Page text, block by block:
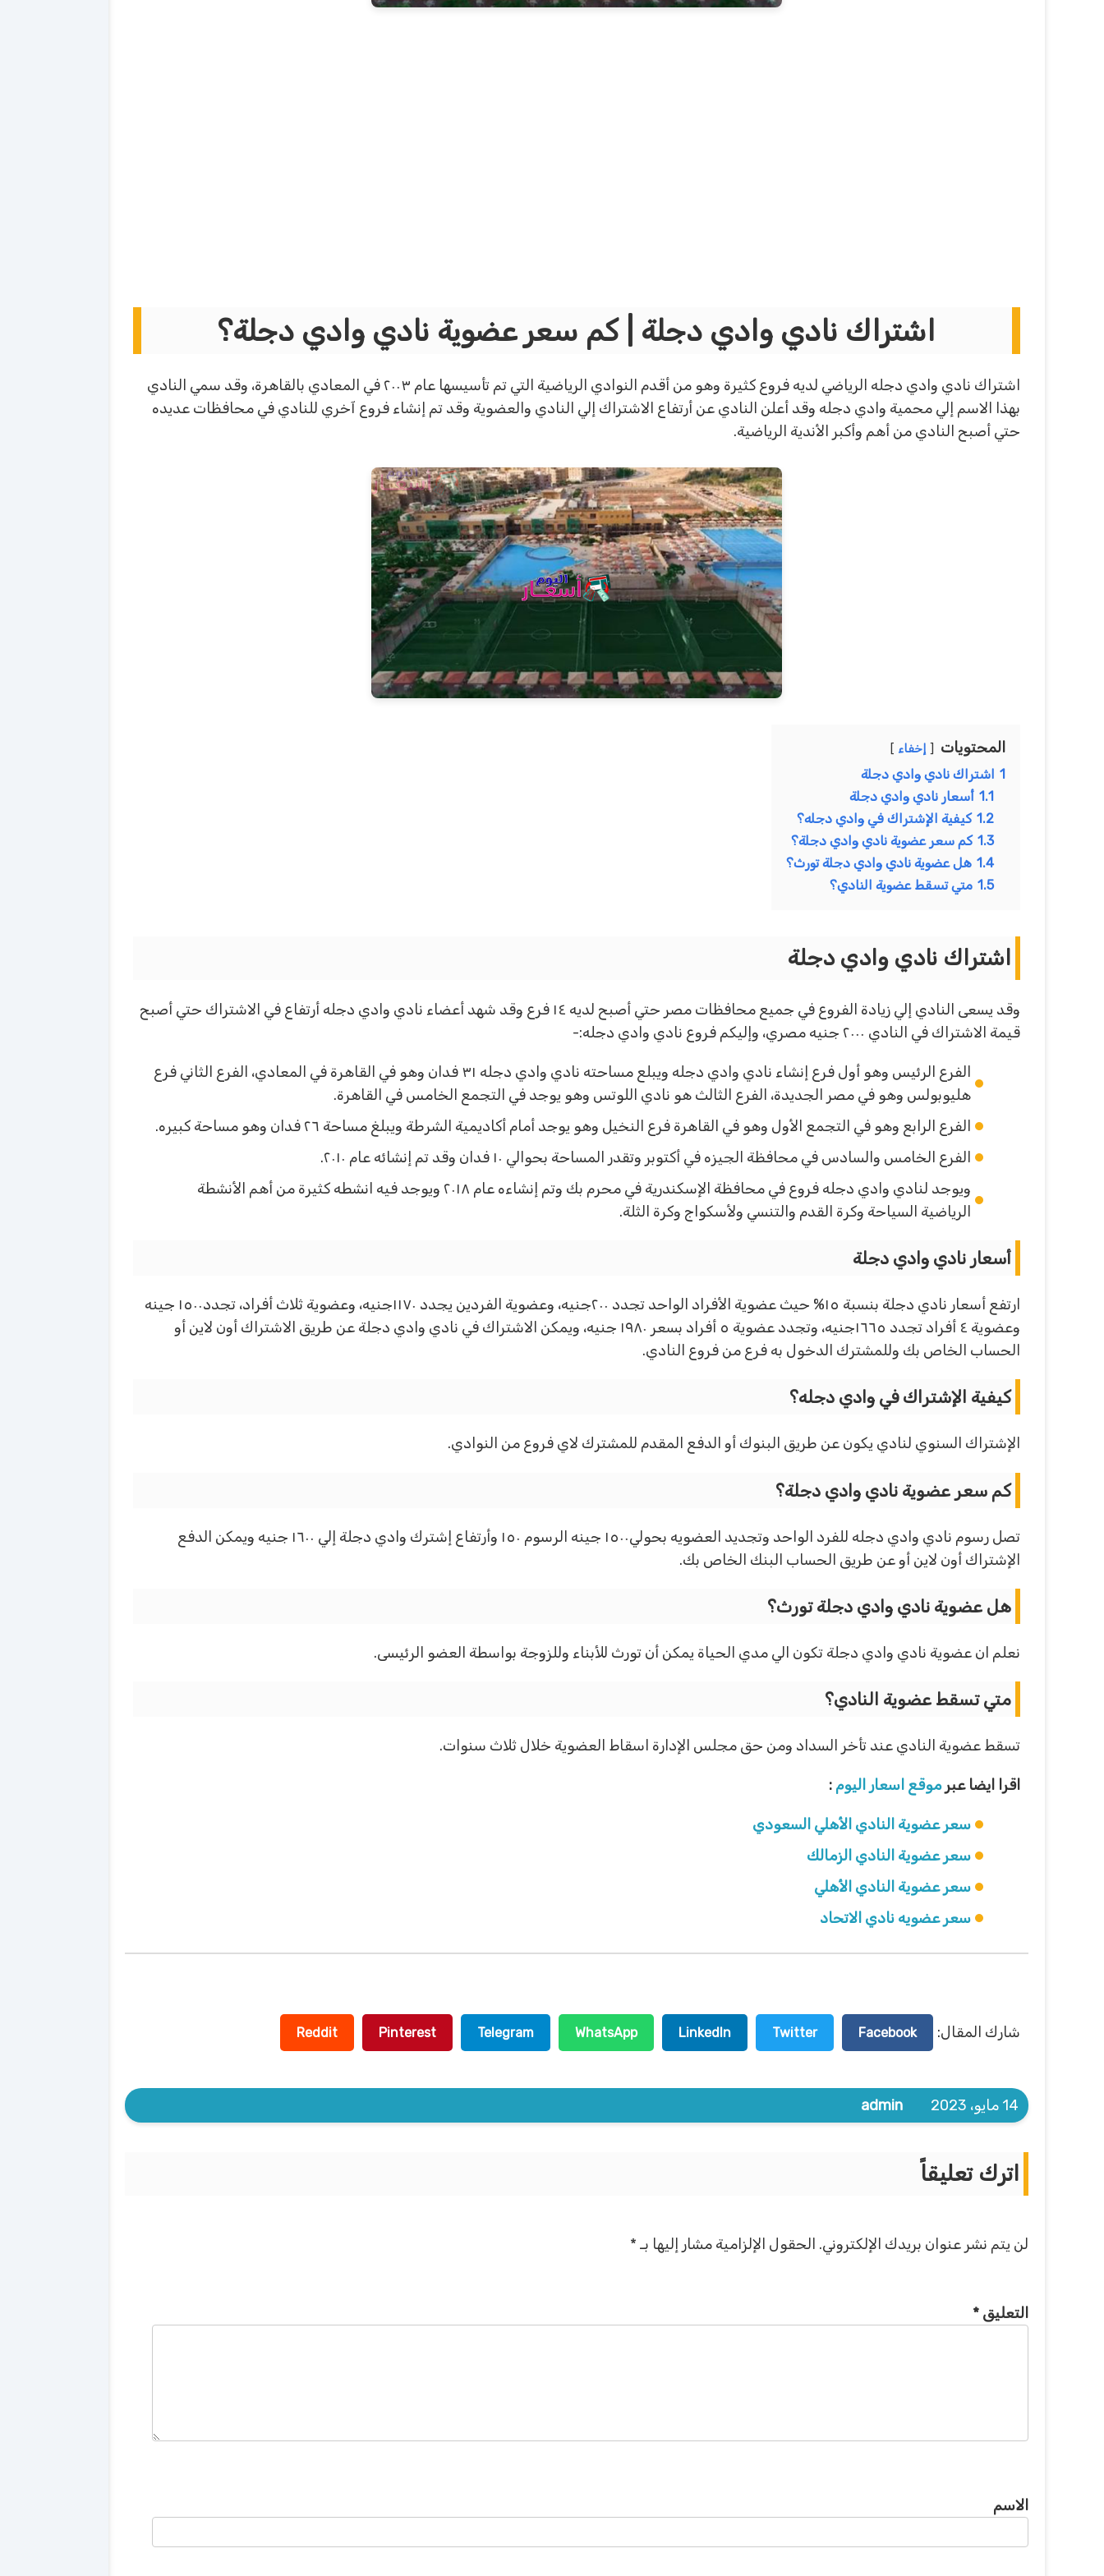
اشتراك نادي وادي دجلة | كم سعر عضوية نادي وادي دجلة؟
اشتراك نادي وادي دجله الرياضي لديه فروع كثيرة وهو من أقدم النوادي الرياضية التي تم تأسيسها عام ٢٠٠٣ في المعادي بالقاهرة، وقد سمي النادي
بهذا الاسم إلي محمية وادي دجله وقد أعلن النادي عن أرتفاع الاشتراك إلي النادي والعضوية وقد تم إنشاء فروع آخري للنادي في محافظات عديده
حتي أصبح النادي من أهم وأكبر الأندية الرياضية.
المحتويات إخفاء
1 اشتراك نادي وادي دجلة
1.1 أسعار نادي وادي دجلة
1.2 كيفية الإشتراك في وادي دجله؟
1.3 كم سعر عضوية نادي وادي دجلة؟
1.4 هل عضوية نادي وادي دجلة تورث؟
1.5 متي تسقط عضوية النادي؟
اشتراك نادي وادي دجلة
وقد يسعى النادي إلي زيادة الفروع في جميع محافظات مصر حتي أصبح لديه ١٤ فرع وقد شهد أعضاء نادي وادي دجله أرتفاع في الاشتراك حتي أصبح
قيمة الاشتراك في النادي ٢٠٠٠ جنيه مصري، وإليكم فروع نادي وادي دجله:-
الفرع الرئيس وهو أول فرع إنشاء نادي وادي دجله ويبلع مساحته نادي وادي دجله ٣١ فدان وهو في القاهرة في المعادي، الفرع الثاني فرع
هليوبولس وهو في مصر الجديدة، الفرع الثالث هو نادي اللوتس وهو يوجد في التجمع الخامس في القاهرة.
الفرع الرابع وهو في التجمع الأول وهو في القاهرة فرع النخيل وهو يوجد أمام أكاديمية الشرطة ويبلغ مساحة ٢٦ فدان وهو مساحة كبيره.
الفرع الخامس والسادس في محافظة الجيزه في أكتوبر وتقدر المساحة بحوالي ١٠ فدان وقد تم إنشائه عام ٢٠١٠.
ويوجد لنادي وادي دجله فروع في محافظة الإسكندرية في محرم بك وتم إنشاءه عام ٢٠١٨ ويوجد فيه انشطه كثيرة من أهم الأنشطة
الرياضية السياحة وكرة القدم والتنسي ولأسكواج وكرة الثلة.
أسعار نادي وادي دجلة
ارتفع أسعار نادي دجلة بنسبة ١٥% حيث عضوية الأفراد الواحد تجدد ٢٠٠جنيه، وعضوية الفردين يجدد ١١٧٠جنيه، وعضوية ثلاث أفراد، تجدد١٥٠٠ جينه
وعضوية ٤ أفراد تجدد ١٦٦٥جنيه، وتجدد عضوية ٥ أفراد بسعر ١٩٨٠ جنيه، ويمكن الاشتراك في نادي وادي دجلة عن طريق الاشتراك أون لاين أو
الحساب الخاص بك وللمشترك الدخول به فرع من فروع النادي.
كيفية الإشتراك في وادي دجله؟
الإشتراك السنوي لنادي يكون عن طريق البنوك أو الدفع المقدم للمشترك لاي فروع من النوادي.
كم سعر عضوية نادي وادي دجلة؟
تصل رسوم نادي وادي دجله للفرد الواحد وتجديد العضويه بحولي١٥٠٠ جينه الرسوم ١٥٠ وأرتفاع إشترك وادي دجلة إلي ١٦٠٠ جنيه ويمكن الدفع
الإشتراك أون لاين أو عن طريق الحساب البنك الخاص بك.
هل عضوية نادي وادي دجلة تورث؟
نعلم ان عضوية نادي وادي دجلة تكون الي مدي الحياة يمكن أن تورث للأبناء وللزوجة بواسطة العضو الرئيسى.
متي تسقط عضوية النادي؟
تسقط عضوية النادي عند تأخر السداد ومن حق مجلس الإدارة اسقاط العضوية خلال ثلاث سنوات.
اقرا ايضا عبرموقع اسعار اليوم :
سعر عضوية النادي الأهلي السعودي
سعر عضوية النادي الزمالك
سعر عضوية النادي الأهلي
سعر عضويه نادي الاتحاد
شارك المقال: Facebook
Twitter
LinkedIn
WhatsApp
Telegram
Pinterest
Reddit
14 مايو، 2023 admin
اترك تعليقاً
لن يتم نشر عنوان بريدك الإلكتروني. الحقول الإلزامية مشار إليها بـ *
التعليق *
الاسم